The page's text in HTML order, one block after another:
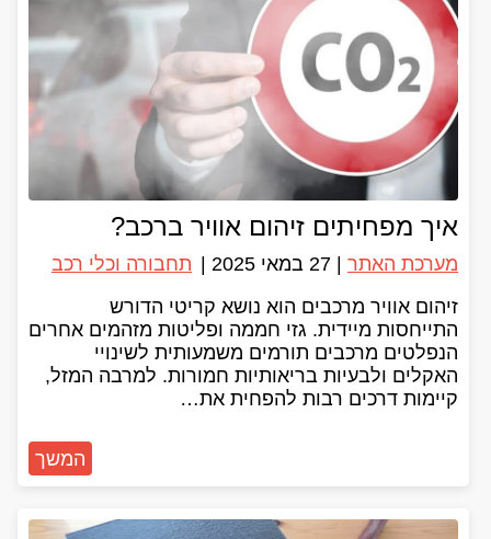
איך מפחיתים זיהום אוויר ברכב?
מערכת האתר 27 במאי 2025
תחבורה וכלי רכב
זיהום אוויר מרכבים הוא נושא קריטי הדורש
התייחסות מיידית. גזי חממה ופליטות מזהמים אחרים
הנפלטים מרכבים תורמים משמעותית לשינויי
האקלים ולבעיות בריאותיות חמורות. למרבה המזל,
קיימות דרכים רבות להפחית את…
המשך